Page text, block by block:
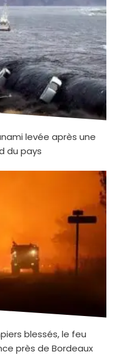
levée après une
du pays
blessés, le feu
près de Bordeaux